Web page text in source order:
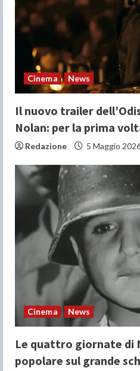
d
i
n
gCinema News
Il nuovo trailer
Nolan: per la prima
Redazione 5 Maggio
Cinema News
Le quattro giornate di
popolare sul grande